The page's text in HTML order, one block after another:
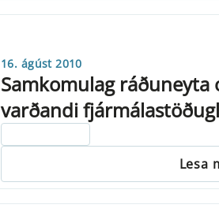
16. ágúst 2010
Samkomulag
varðandi
Lesa